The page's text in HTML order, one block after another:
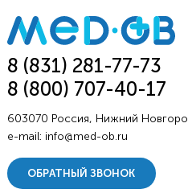
8 (831) 281-77-73
8 (800) 707-40-17
603070 Россия, Нижний
e-mail: info@med-ob.ru
ОБРАТНЫЙ ЗВОНОК